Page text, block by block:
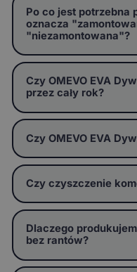
Po co jest potrzebna
oznacza
"niezamontowana"?
Czy OMEVO EVA
przez cały rok?
Czy OMEVO EVA
Czy czyszczenie
Dlaczego
bez rantów?